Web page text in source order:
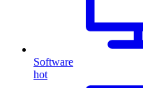
Software
hot